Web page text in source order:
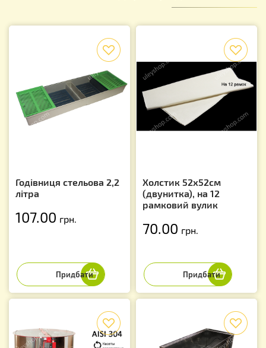
Годівниця стельова 2,2
літра
107.00 грн.
Холстик 52х52см
(двунитка), на 12
рамковий вулик
70.00 грн.